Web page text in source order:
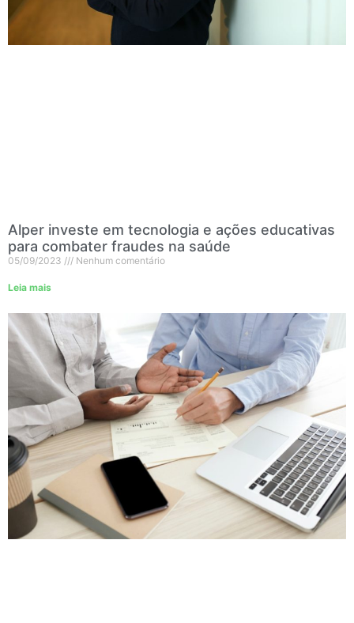
Alper investe em tecnologia e ações educativas
para combater fraudes na saúde
05/09/2023 Nenhum comentário
Leia mais